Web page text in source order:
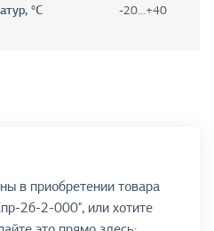
°С -20...+40
в приобретении товара
2б-2-000", или хотите